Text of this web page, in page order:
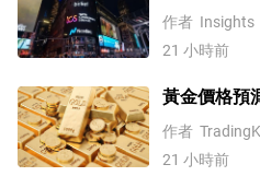
數、費半指
作者 Insights
21 小時前
黃金價格預
站上4300美
作者
21 小時前